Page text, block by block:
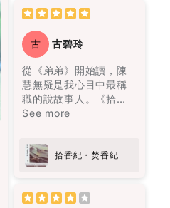
的循環。
閱讀完這本書後，我感
到獲得了面對生命痛苦
的勇氣，將自己視作生
命中最愛的人，並思考
如何最愛待自己。這本
書教會我們，愛是要找
持並灌溉你的人，而不
是將你視為可隨時擁有
花朵盛開了，正如智者
佐料一樣，調配得恰到
好處。呢本書唔單止係
食神樂園，更係陳浩基
同其他作家嘅文學饗
宴，睇得過癮又回味無
窮。
古 古碧玲
從《弟弟》開始讀，陳
慧無疑是我心目中最稱
職的說故事人。《拾香
紀 焚香紀》寫九七前的
紀連結，照常不炫技，
寫得讓人在新聞中的事
件驚心動魄，回不去的
媽們的作為與不作為。
See more
拾香紀・焚香紀